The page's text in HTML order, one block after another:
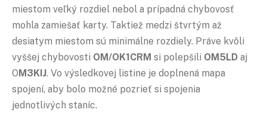
miestom veľký rozdiel nebol a prípadná chybovosť
mohla zamiešať karty. Taktiež medzi štvrtým až
desiatym miestom sú minimálne rozdiely. Práve kvôli
vyššej chybovosti OM/OK1CRM si polepšili OM5LD aj
OM3KIJ. Vo výsledkovej listine je doplnená mapa
spojení, aby bolo možné pozrieť si spojenia
jednotlivých staníc.